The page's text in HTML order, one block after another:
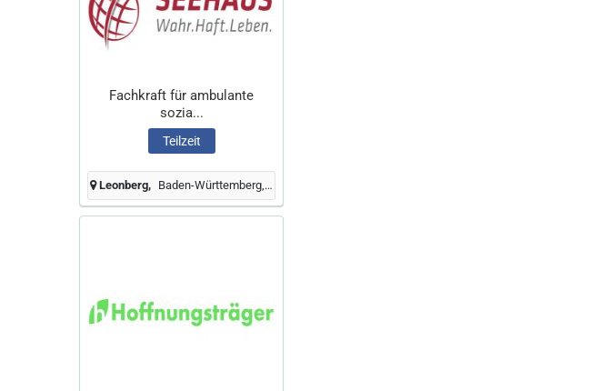
Fachkraft für ambulante
sozia...
Teilzeit
Leonberg Baden-Württemberg, Deutschland